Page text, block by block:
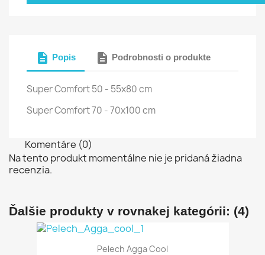
description Popis description Podrobnosti o produkte
Super Comfort 50 - 55x80 cm
Super Comfort 70 - 70x100 cm
Komentáre (0)
Na tento produkt momentálne nie je pridaná žiadna
recenzia.
Ďalšie produkty v rovnakej kategórii: (4)
Pelech Agga Cool